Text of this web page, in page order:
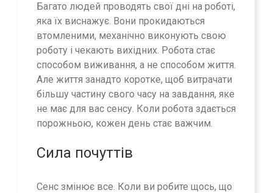
Багато людей проводять свої дні на роботі,
яка їх виснажує. Вони прокидаються
втомленими, механічно виконують свою
роботу і чекають вихідних. Робота стає
способом виживання, а не способом життя.
Але життя занадто коротке, щоб витрачати
більшу частину свого часу на завдання, яке
не має для вас сенсу. Коли робота здається
порожньою, кожен день стає важчим.
Сила почуттів
Сенс змінює все. Коли ви робите щось, що